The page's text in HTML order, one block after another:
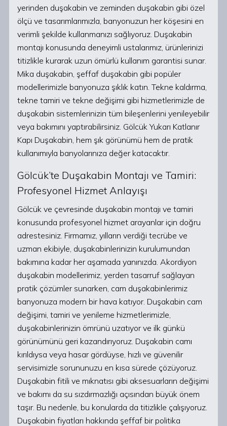
yerinden duşakabin ve zeminden duşakabin gibi özel
ölçü ve tasarımlarımızla, banyonuzun her köşesini en
verimli şekilde kullanmanızı sağlıyoruz. Duşakabin
montajı konusunda deneyimli ustalarımız, ürünlerinizi
titizlikle kurarak uzun ömürlü kullanım garantisi sunar.
Mika duşakabin, şeffaf duşakabin gibi popüler
modellerimizle banyonuza şıklık katın. Tekne kaldırma,
tekne tamiri ve tekne değişimi gibi hizmetlerimizle de
duşakabin sistemlerinizin tüm bileşenlerini yenileyebilir
veya bakımını yaptırabilirsiniz. Gölcük Yukarı Katlanır
Kapı Duşakabin, hem şık görünümü hem de pratik
kullanımıyla banyolarınıza değer katacaktır.
Gölcük’te Duşakabin Montajı ve Tamiri:
Profesyonel Hizmet Anlayışı
Gölcük ve çevresinde duşakabin montajı ve tamiri
konusunda profesyonel hizmet arayanlar için doğru
adrestesiniz. Firmamız, yılların verdiği tecrübe ve
uzman ekibiyle, duşakabinlerinizin kurulumundan
bakımına kadar her aşamada yanınızda. Akordiyon
duşakabin modellerimiz, yerden tasarruf sağlayan
pratik çözümler sunarken, cam duşakabinlerimiz
banyonuza modern bir hava katıyor. Duşakabin cam
değişimi, tamiri ve yenileme hizmetlerimizle,
duşakabinlerinizin ömrünü uzatıyor ve ilk günkü
görünümünü geri kazandırıyoruz. Duşakabin camı
kırıldıysa veya hasar gördüyse, hızlı ve güvenilir
servisimizle sorununuzu en kısa sürede çözüyoruz.
Duşakabin fitili ve mıknatısı gibi aksesuarların değişimi
ve bakımı da su sızdırmazlığı açısından büyük önem
taşır. Bu nedenle, bu konularda da titizlikle çalışıyoruz.
Duşakabin fiyatları hakkında şeffaf bir politika